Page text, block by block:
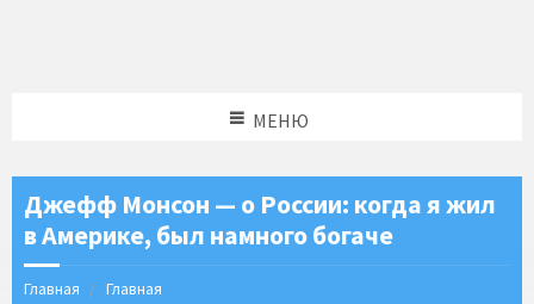
МЕНЮ
Джефф Монсон — о России: когда я жил
в Америке, был намного богаче
Главная Главная